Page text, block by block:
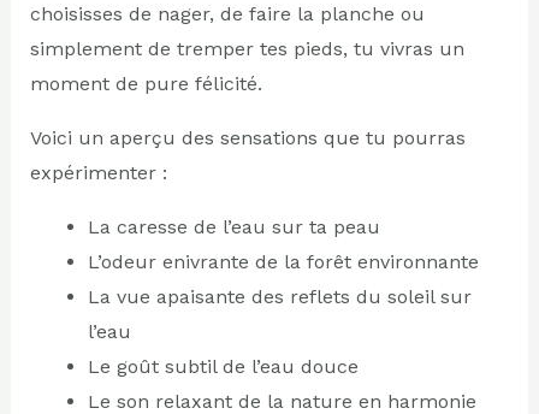
choisisses de nager, de faire la planche ou
simplement de tremper tes pieds, tu vivras un
moment de pure félicité.
Voici un aperçu des sensations que tu pourras
expérimenter :
La caresse de l’eau sur ta peau
L’odeur enivrante de la forêt environnante
La vue apaisante des reflets du soleil sur
l’eau
Le goût subtil de l’eau douce
Le son relaxant de la nature en harmonie